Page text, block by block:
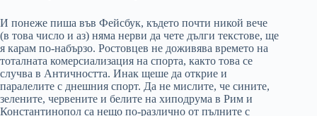
И понеже пиша във Фейсбук, където почти никой вече
(в това число и аз) няма нерви да чете дълги текстове, ще
я карам по-набързо. Ростовцев не доживява времето на
тоталната комерсиализация на спорта, както това се
случва в Античността. Инак щеше да открие и
паралелите с днешния спорт. Да не мислите, че сините,
зелените, червените и белите на хиподрума в Рим и
Константинопол са нещо по-различно от пълните с